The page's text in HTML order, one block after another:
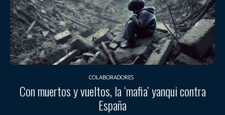
COLABORADORES
Con muertos y vueltos, la ‘mafia’ yanqui contra
España